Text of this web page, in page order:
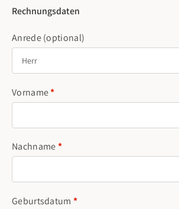
Rechnungsdaten
Anrede(optional)
Vorname*
Nachname*
Geburtsdatum *